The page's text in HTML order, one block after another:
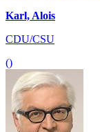
Karl, Alois
CDU/CSU
()